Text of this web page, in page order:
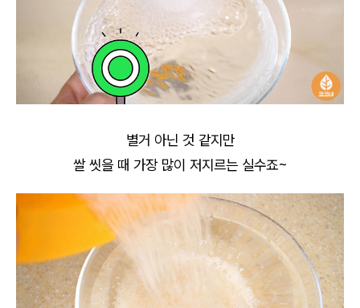
별거 아닌 것 같지만
쌀 씻을 때 가장 많이 저지르는 실수죠~